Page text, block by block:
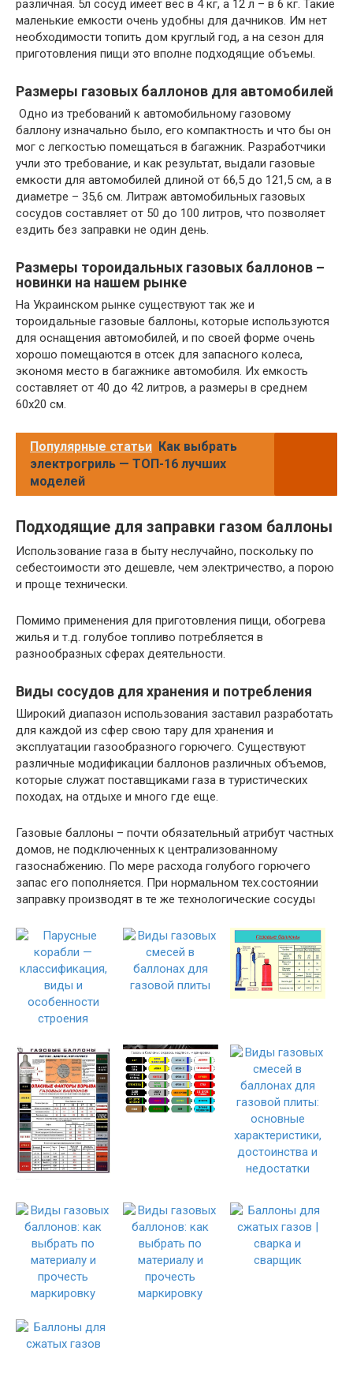
различная. 5л сосуд имеет вес в 4 кг, а 12 л – в 6 кг. Такие
маленькие емкости очень удобны для дачников. Им нет
необходимости топить дом круглый год, а на сезон для
приготовления пищи это вполне подходящие объемы.
Размеры газовых баллонов для автомобилей
Одно из требований к автомобильному газовому
баллону изначально было, его компактность и что бы он
мог с легкостью помещаться в багажник. Разработчики
учли это требование, и как результат, выдали газовые
емкости для автомобилей длиной от 66,5 до 121,5 см, а в
диаметре – 35,6 см. Литраж автомобильных газовых
сосудов составляет от 50 до 100 литров, что позволяет
ездить без заправки не один день.
Размеры тороидальных газовых баллонов –
новинки на нашем рынке
На Украинском рынке существуют так же и
тороидальные газовые баллоны, которые используются
для оснащения автомобилей, и по своей форме очень
хорошо помещаются в отсек для запасного колеса,
экономя место в багажнике автомобиля. Их емкость
составляет от 40 до 42 литров, а размеры в среднем
60х20 см.
Популярные статьи Как выбрать
электрогриль — ТОП-16 лучших
моделей
Подходящие для заправки газом баллоны
Использование газа в быту неслучайно, поскольку по
себестоимости это дешевле, чем электричество, а порою
и проще технически.
Помимо применения для приготовления пищи, обогрева
жилья и т.д. голубое топливо потребляется в
разнообразных сферах деятельности.
Виды сосудов для хранения и потребления
Широкий диапазон использования заставил разработать
для каждой из сфер свою тару для хранения и
эксплуатации газообразного горючего. Существуют
различные модификации баллонов различных объемов,
которые служат поставщиками газа в туристических
походах, на отдыхе и много где еще.
Газовые баллоны – почти обязательный атрибут частных
домов, не подключенных к централизованному
газоснабжению. По мере расхода голубого горючего
запас его пополняется. При нормальном тех.состоянии
заправку производят в те же технологические сосуды